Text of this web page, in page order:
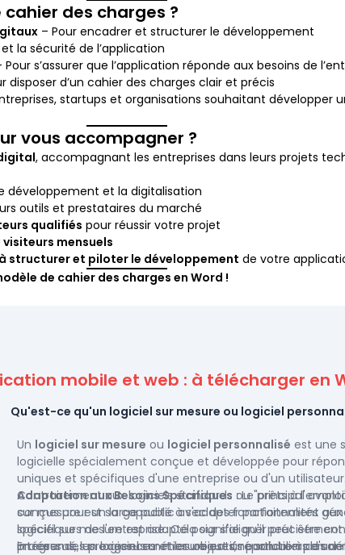
des charges ?
– Pour encadrer et structurer le développement
la sécurité de l’application
Pour s’assurer que l’application réponde aux besoins de
disposer d’un cahier des charges clair et précis
startups et organisations souhaitant développer
vous accompagner ?
, accompagnant les entreprises dans leurs projets
développement et la digitalisation
outils et prestataires du marché
qualifiés pour réussir votre projet
mensuels
structurer et piloter le développement de votre
de cahier des charges en Word !
mobile et web : à télécharger en
Qu'est-ce qu'un logiciel sur mesure ou logiciel
Un logiciel sur mesure ou logiciel personnalisé est une
logicielle spécialement conçue et développée pour
uniques et spécifiques d'une entreprise ou d'un utilisateur.
Contrairement aux logiciels standards ou "prêts à
conçus pour un large public avec des fonctionnalités
logiciel sur mesure est adapté pour s'aligner précisément
processus, les exigences et les objectifs particuliers
Adaptation aux Besoins Spécifiques : Le principal
sur mesure est sa capacité à s'adapter parfaitement aux
spécifiques de l'entreprise. Cela signifie qu'il peut être
intégrer des processus métier uniques, répondre à des
En résumé, un logiciel sur mesure est une solution